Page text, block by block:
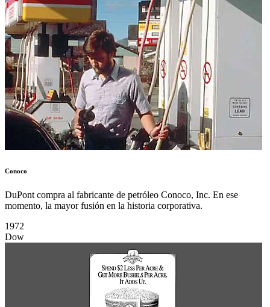
Conoco
DuPont compra al fabricante de petróleo Conoco, Inc. En ese
momento, la mayor fusión en la historia corporativa.
1972
Dow